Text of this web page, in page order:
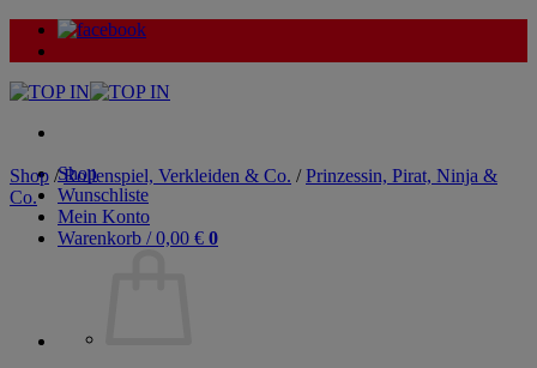
Zum
Inhalt
Shop
Wunschliste
Mein Konto
Warenkorb /0,00 € 0
Shop / Rollenspiel, Verkleiden & Co. / Prinzessin, Pirat, Ninja &
Co.